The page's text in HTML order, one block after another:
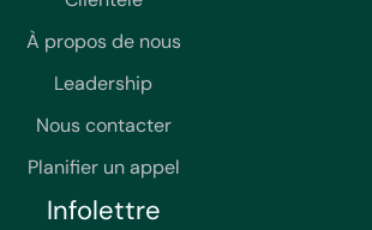
À propos de nous
Leadership
Nous contacter
Planifier un appel
Infolettre